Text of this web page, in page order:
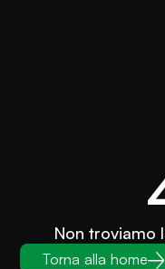
Non troviamo
Torna alla home